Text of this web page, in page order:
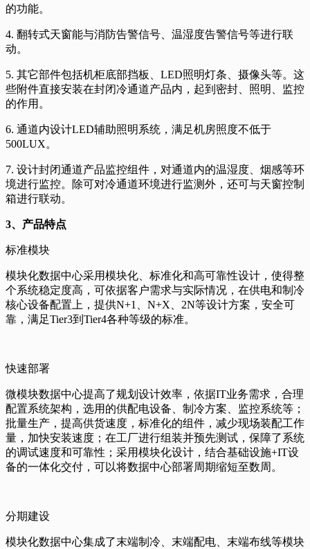
的功能。
4. 翻转式天窗能与消防告警信号、温湿度告警信号等进行联
动。
5. 其它部件包括机柜底部挡板、LED照明灯条、摄像头等。这
些附件直接安装在封闭冷通道产品内，起到密封、照明、监控
的作用。
6. 通道内设计LED辅助照明系统，满足机房照度不低于
500LUX。
7. 设计封闭通道产品监控组件，对通道内的温湿度、烟感等环
境进行监控。除可对冷通道环境进行监测外，还可与天窗控制
箱进行联动。
3、产品特点
标准模块
模块化数据中心采用模块化、标准化和高可靠性设计，使得整
个系统稳定度高，可依据客户需求与实际情况，在供电和制冷
核心设备配置上，提供N+1、N+X、2N等设计方案，安全可
靠，满足Tier3到Tier4各种等级的标准。
快速部署
微模块数据中心提高了规划设计效率，依据IT业务需求，合理
配置系统架构，选用的供配电设备、制冷方案、监控系统等；
批量生产，提高供货速度，标准化的组件，减少现场装配工作
量，加快安装速度；在工厂进行组装并预先测试，保障了系统
的调试速度和可靠性；采用模块化设计，结合基础设施+IT设
备的一体化交付，可以将数据中心部署周期缩短至数周。
分期建设
模块化数据中心集成了末端制冷、末端配电、末端布线等模块